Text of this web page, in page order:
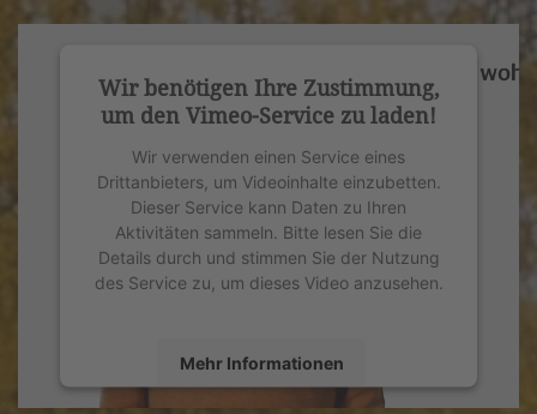
Wir benötigen Ihre Zustimmung,
um den Vimeo-Service zu laden!
Wir verwenden einen Service eines
Drittanbieters, um Videoinhalte einzubetten.
Dieser Service kann Daten zu Ihren
Aktivitäten sammeln. Bitte lesen Sie die
Details durch und stimmen Sie der Nutzung
des Service zu, um dieses Video anzusehen.
Mehr Informationen